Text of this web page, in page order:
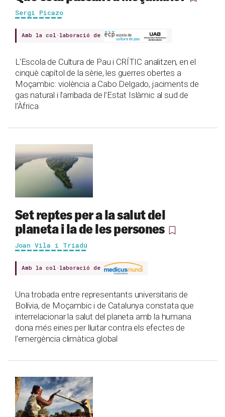
Sergi Picazo
Amb la col·laboració de
L'Escola de Cultura de Pau i CRÍTIC analitzen, en el
cinquè capítol de la sèrie, les guerres obertes a
Moçambic: violència a Cabo Delgado, jaciments de
gas natural i l’arribada de l’Estat Islàmic al sud de
l’Àfrica
Set reptes per a la salut del
planeta i la de les persones
Joan Vila i Triadú
Amb la col·laboració de
Una trobada entre representants universitaris de
Bolívia, de Moçambic i de Catalunya constata que
interrelacionar la salut del planeta amb la humana
dona més eines per lluitar contra els efectes de
l’emergència climàtica global